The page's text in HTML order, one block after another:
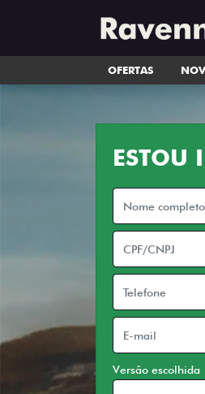
OFERTAS
ESTOU
Versão escolhida